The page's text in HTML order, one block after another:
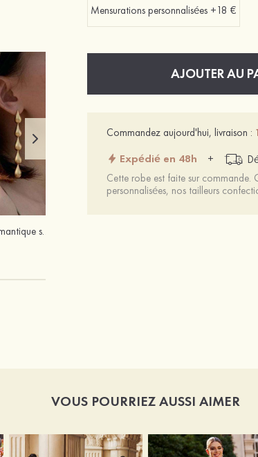
Attractif élégant romantique simple alliage boucles d'oreilles
Mensurations personnalisées +18 €
AJOUTER AU
Commandez aujourd'hui, livraison :
Expédié en 48h +
Cette robe est faite sur commande.
personnalisées, nos tailleurs
VOUS POURRIEZ AUSSI AIMER